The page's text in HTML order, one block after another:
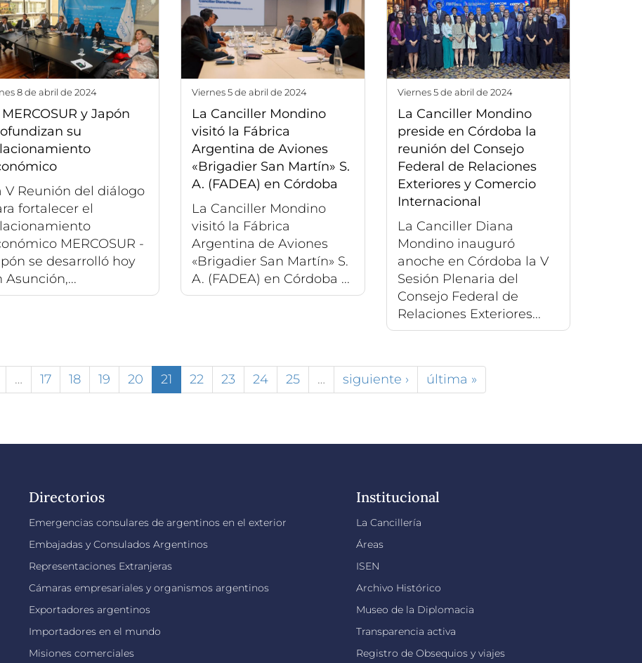
8 de abril de 2024
MERCOSUR y Japón
su
V Reunión del diálogo
fortalecer el
MERCOSUR -
se desarrolló hoy
Asunción,...
viernes 5 de abril de 2024
La Canciller Mondino
visitó la Fábrica
Argentina de Aviones
«Brigadier San Martín» S.
A. (FADEA) en Córdoba
La Canciller Mondino
visitó la Fábrica
Argentina de Aviones
«Brigadier San Martín» S.
A. (FADEA) en Córdoba ...
viernes 5 de abril de 2024
La Canciller Mondino
preside en Córdoba la
reunión del Consejo
Federal de Relaciones
Exteriores y Comercio
Internacional
La Canciller Diana
Mondino inauguró
anoche en Córdoba la V
Sesión Plenaria del
Consejo Federal de
Relaciones Exteriores...
… 17 18 19 20 21 22 23 24 25 … siguiente › última »
Directorios
Emergencias consulares de argentinos en el exterior
Embajadas y Consulados Argentinos
Representaciones Extranjeras
Cámaras empresariales y organismos argentinos
Exportadores argentinos
Importadores en el mundo
Misiones comerciales
Institucional
La Cancillería
Áreas
ISEN
Archivo Histórico
Museo de la Diplomacia
Transparencia activa
Registro de Obsequios y viajes